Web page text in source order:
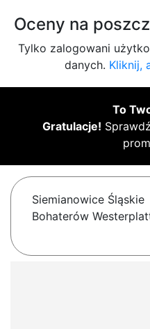
Oceny na
Tylko zalogowani
danych. Kliknij,
To
Gratulacje!
Siemianowice Śląskie
Bohaterów